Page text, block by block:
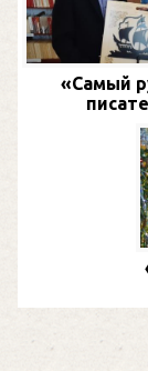
«Самый